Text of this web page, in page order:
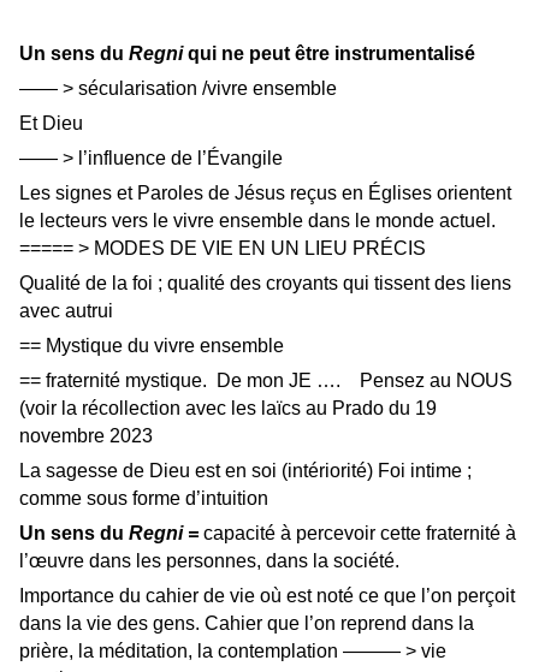
Un sens du Regniqui ne peut être instrumentalisé
—— > sécularisation /vivre ensemble
Et Dieu
—— > l’influence de l’Évangile
Les signes et Paroles de Jésus reçus en Églises orientent
le lecteurs vers le vivre ensemble dans le monde actuel.
===== > MODES DE VIE EN UN LIEU PRÉCIS
Qualité de la foi ; qualité des croyants qui tissent des liens
avec autrui
== Mystique du vivre ensemble
== fraternité mystique. De mon JE …. Pensez au NOUS
(voir la récollection avec les laïcs au Prado du 19
novembre 2023
La sagesse de Dieu est en soi (intériorité) Foi intime ;
comme sous forme d’intuition
Un sens du Regni = capacité à percevoir cette fraternité à
l’œuvre dans les personnes, dans la société.
Importance du cahier de vie où est noté ce que l’on perçoit
dans la vie des gens. Cahier que l’on reprend dans la
prière, la méditation, la contemplation ——— > vie